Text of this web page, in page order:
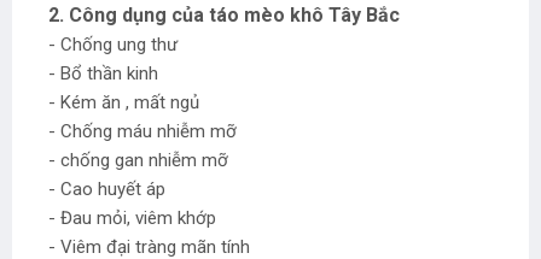
2. Công dụng của táo mèo khô Tây Bắc
- Chống ung thư
- Bổ thần kinh
- Kém ăn , mất ngủ
- Chống máu nhiễm mỡ
- chống gan nhiễm mỡ
- Cao huyết áp
- Đau mỏi, viêm khớp
- Viêm đại tràng mãn tính